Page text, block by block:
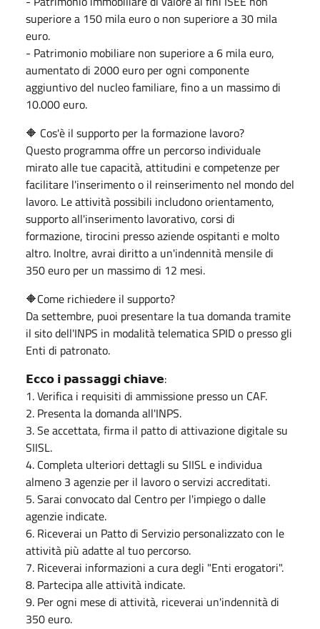
superiore a 150 mila euro o non superiore a 30 mila
euro.
- Patrimonio mobiliare non superiore a 6 mila euro,
aumentato di 2000 euro per ogni componente
aggiuntivo del nucleo familiare, fino a un massimo di
10.000 euro.
🔶️ Cos'è il supporto per la formazione lavoro?
Questo programma offre un percorso individuale
mirato alle tue capacità, attitudini e competenze per
facilitare l'inserimento o il reinserimento nel mondo del
lavoro. Le attività possibili includono orientamento,
supporto all'inserimento lavorativo, corsi di
formazione, tirocini presso aziende ospitanti e molto
altro. Inoltre, avrai diritto a un'indennità mensile di
350 euro per un massimo di 12 mesi.
🔶️Come richiedere il supporto?
Da settembre, puoi presentare la tua domanda tramite
il sito dell'INPS in modalità telematica SPID o presso gli
Enti di patronato.
𝗘𝗰𝗰𝗼 𝗶 𝗽𝗮𝘀𝘀𝗮𝗴𝗴𝗶 𝗰𝗵𝗶𝗮𝘃𝗲:
1. Verifica i requisiti di ammissione presso un CAF.
2. Presenta la domanda all'INPS.
3. Se accettata, firma il patto di attivazione digitale su
SIISL.
4. Completa ulteriori dettagli su SIISL e individua
almeno 3 agenzie per il lavoro o servizi accreditati.
5. Sarai convocato dal Centro per l'impiego o dalle
agenzie indicate.
6. Riceverai un Patto di Servizio personalizzato con le
attività più adatte al tuo percorso.
7. Riceverai informazioni a cura degli "Enti erogatori".
8. Partecipa alle attività indicate.
9. Per ogni mese di attività, riceverai un'indennità di
350 euro.